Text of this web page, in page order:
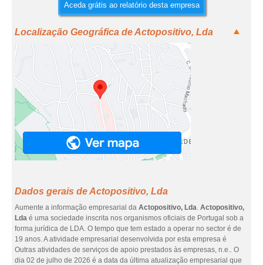
Aceda grátis ao relatório desta empresa
Localização Geográfica de Actopositivo, Lda
Dados gerais de Actopositivo, Lda
Aumente a informação empresarial da Actopositivo, Lda. Actopositivo,
Lda é uma sociedade inscrita nos organismos oficiais de Portugal sob a
forma jurídica de LDA. O tempo que tem estado a operar no sector é de
19 anos. A atividade empresarial desenvolvida por esta empresa é
Outras atividades de serviços de apoio prestados às empresas, n.e.. O
dia 02 de julho de 2026 é a data da última atualização empresarial que